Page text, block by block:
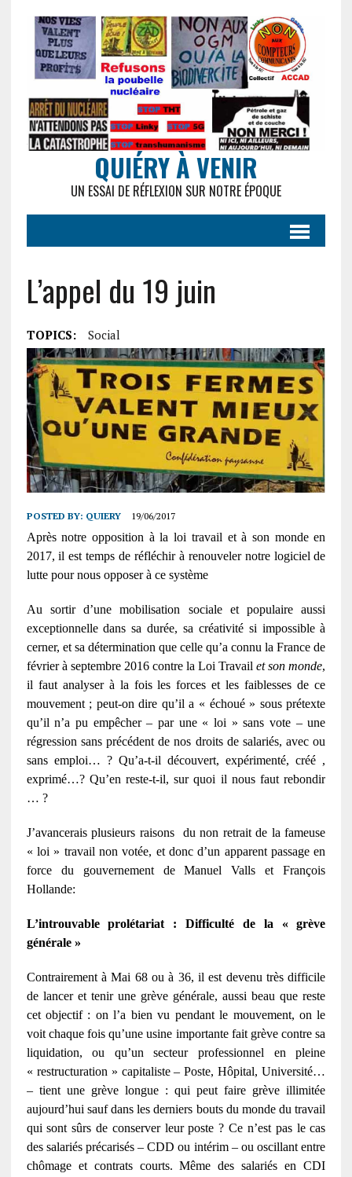
QUIÉRY À VENIR
UN ESSAI DE RÉFLEXION SUR NOTRE ÉPOQUE
L’appel du 19 juin
TOPICS: Social
POSTED BY: QUIERY 19/06/2017
Après notre opposition à la loi travail et à son monde en
2017, il est temps de réfléchir à renouveler notre logiciel de
lutte pour nous opposer à ce système
Au sortir d’une mobilisation sociale et populaire aussi
exceptionnelle dans sa durée, sa créativité si impossible à
cerner, et sa détermination que celle qu’a connu la France de
février à septembre 2016 contre la Loi Travailet son monde,
il faut analyser à la fois les forces et les faiblesses de ce
mouvement ; peut-on dire qu’il a « échoué » sous prétexte
qu’il n’a pu empêcher – par une « loi » sans vote – une
régression sans précédent de nos droits de salariés, avec ou
sans emploi… ? Qu’a-t-il découvert, expérimenté, créé ,
exprimé…? Qu’en reste-t-il, sur quoi il nous faut rebondir
… ?
J’avancerais plusieurs raisons du non retrait de la fameuse
« loi » travail non votée, et donc d’un apparent passage en
force du gouvernement de Manuel Valls et François
Hollande:
L’introuvable prolétariat : Difficulté de la « grève
générale »
Contrairement à Mai 68 ou à 36, il est devenu très difficile
de lancer et tenir une grève générale, aussi beau que reste
cet objectif : on l’a bien vu pendant le mouvement, on le
voit chaque fois qu’une usine importante fait grève contre sa
liquidation, ou qu’un secteur professionnel en pleine
« restructuration » capitaliste – Poste, Hôpital, Université…
– tient une grève longue : qui peut faire grève illimitée
aujourd’hui sauf dans les derniers bouts du monde du travail
qui sont sûrs de conserver leur poste ? Ce n’est pas le cas
des salariés précarisés – CDD ou intérim – ou oscillant entre
chômage et contrats courts. Même des salariés en CDI